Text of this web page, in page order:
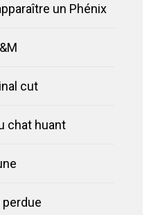
un Phénix
cut
chat huant
perdue